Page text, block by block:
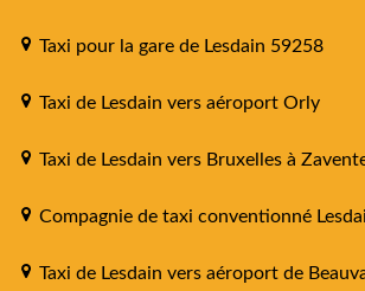
Taxi pour la gare de Lesdain 59258
Taxi de Lesdain vers aéroport Orly
Taxi de Lesdain vers Bruxelles à
Compagnie de taxi conventionné
Taxi de Lesdain vers aéroport de